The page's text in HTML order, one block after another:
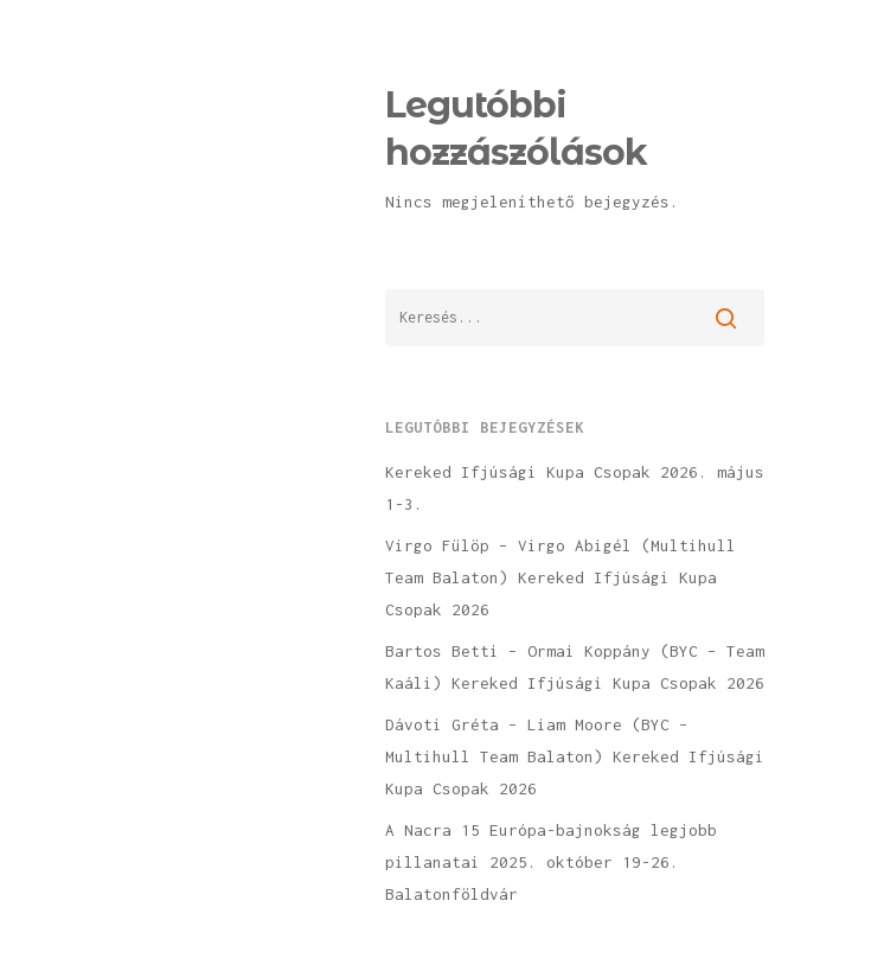
Legutóbbi
hozzászólások
Nincs megjeleníthető bejegyzés.
LEGUTÓBBI BEJEGYZÉSEK
Kereked Ifjúsági Kupa Csopak 2026. május
1-3.
Virgo Fülöp – Virgo Abigél (Multihull
Team Balaton) Kereked Ifjúsági Kupa
Csopak 2026
Bartos Betti – Ormai Koppány (BYC – Team
Kaáli) Kereked Ifjúsági Kupa Csopak 2026
Dávoti Gréta – Liam Moore (BYC –
Multihull Team Balaton) Kereked Ifjúsági
Kupa Csopak 2026
A Nacra 15 Európa-bajnokság legjobb
pillanatai 2025. október 19-26.
Balatonföldvár